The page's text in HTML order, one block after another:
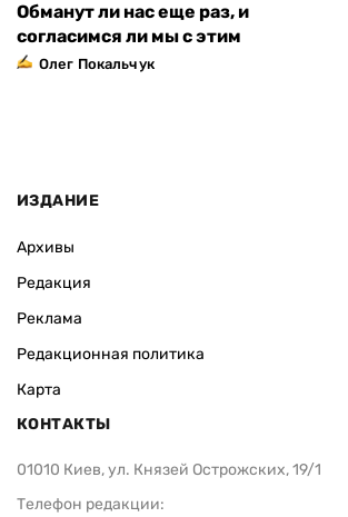
Обманут ли нас еще раз, и
согласимся ли мы с этим
Олег Покальчук
ИЗДАНИЕ
Архивы
Редакция
Реклама
Редакционная политика
Карта
КОНТАКТЫ
01010 Киев, ул. Князей Острожских, 19/1
Телефон редакции: